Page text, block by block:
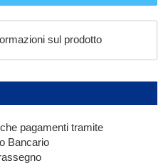
sul prodotto
pagamenti tramite
Bancario